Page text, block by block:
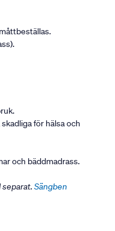
för hälsa och
och bäddmadrass.
separat. Sängben